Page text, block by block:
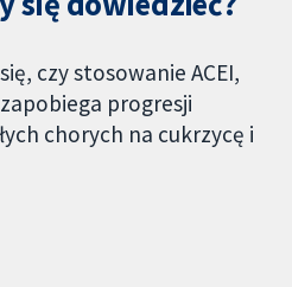
czy stosowanie ACEI,
progresji
chorych na cukrzycę i